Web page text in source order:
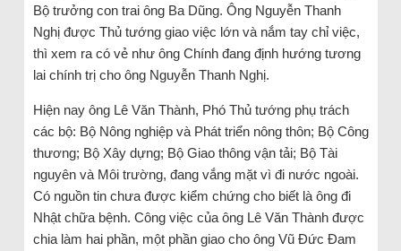
Bộ trưởng con trai ông Ba Dũng. Ông Nguyễn Thanh
Nghị được Thủ tướng giao việc lớn và nắm tay chỉ việc,
thì xem ra có vẻ như ông Chính đang định hướng tương
lai chính trị cho ông Nguyễn Thanh Nghị.
Hiện nay ông Lê Văn Thành, Phó Thủ tướng phụ trách
các bộ: Bộ Nông nghiệp và Phát triển nông thôn; Bộ Công
thương; Bộ Xây dựng; Bộ Giao thông vận tải; Bộ Tài
nguyên và Môi trường, đang vắng mặt vì đi nước ngoài.
Có nguồn tin chưa được kiểm chứng cho biết là ông đi
Nhật chữa bệnh. Công việc của ông Lê Văn Thành được
chia làm hai phần, một phần giao cho ông Vũ Đức Đam